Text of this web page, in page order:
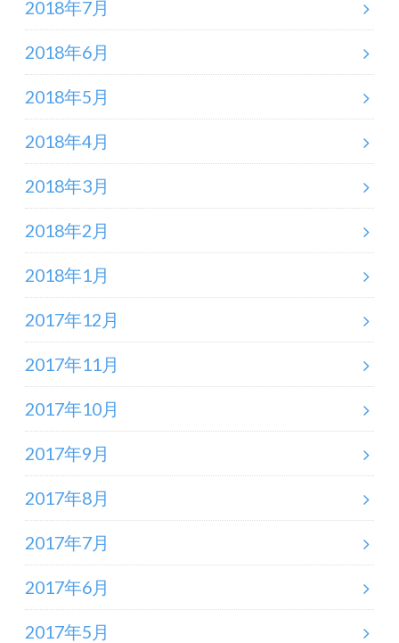
2018年7月
2018年6月
2018年5月
2018年4月
2018年3月
2018年2月
2018年1月
2017年12月
2017年11月
2017年10月
2017年9月
2017年8月
2017年7月
2017年6月
2017年5月